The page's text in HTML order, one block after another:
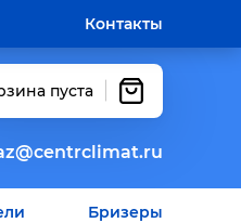
Контакты
пуста
Бризеры